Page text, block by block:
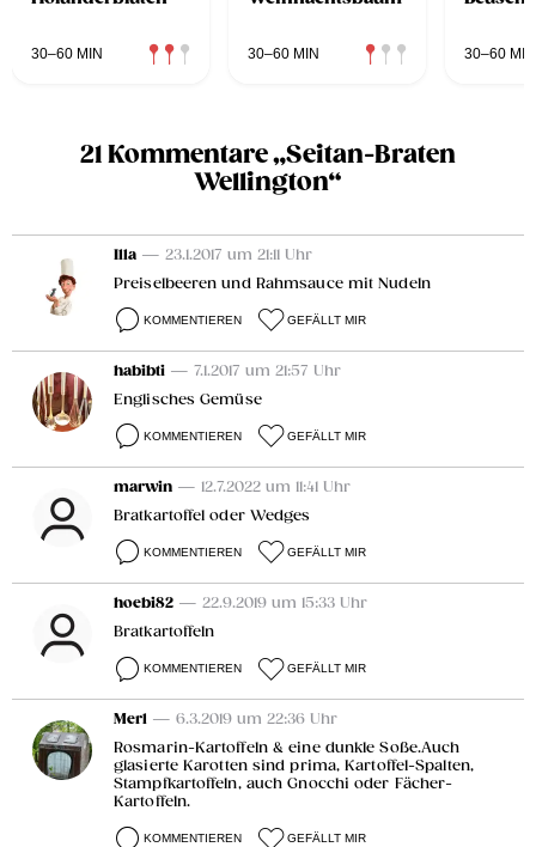
30–60 MIN 30–60 MIN 30–60 MIN
21 Kommentare „Seitan-Braten
Wellington“
Illa — 23.1.2017 um 21:11 Uhr
Preiselbeeren und Rahmsauce mit Nudeln
KOMMENTIEREN GEFÄLLT MIR
habibti — 7.1.2017 um 21:57 Uhr
Englisches Gemüse
KOMMENTIEREN GEFÄLLT MIR
marwin — 12.7.2022 um 11:41 Uhr
Bratkartoffel oder Wedges
KOMMENTIEREN GEFÄLLT MIR
hoebi82 — 22.9.2019 um 15:33 Uhr
Bratkartoffeln
KOMMENTIEREN GEFÄLLT MIR
Merl — 6.3.2019 um 22:36 Uhr
Rosmarin-Kartoffeln & eine dunkle Soße.Auch
glasierte Karotten sind prima, Kartoffel-Spalten,
Stampfkartoffeln, auch Gnocchi oder Fächer-
Kartoffeln.
KOMMENTIEREN GEFÄLLT MIR